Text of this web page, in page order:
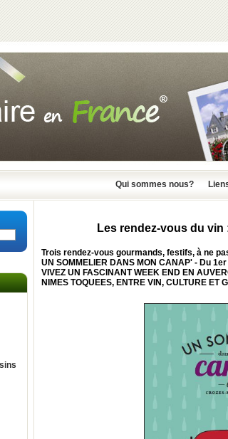
Qui sommes nous?
voisins
Les rendez-vous du
Trois rendez-vous gourmands, festifs, à ne
UN SOMMELIER DANS MON CANAP' - Du
VIVEZ UN FASCINANT WEEK END EN
NIMES TOQUEES, ENTRE VIN, CULTURE